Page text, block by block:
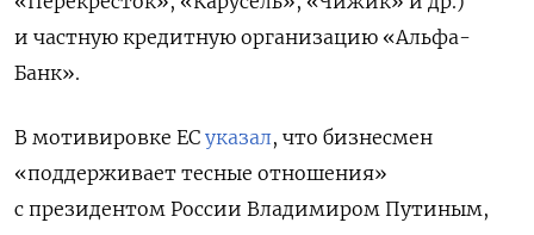
и частную кредитную организацию «Альфа-
Банк».
В мотивировке ЕС указал, что бизнесмен
«поддерживает тесные отношения»
с президентом России Владимиром Путиным,